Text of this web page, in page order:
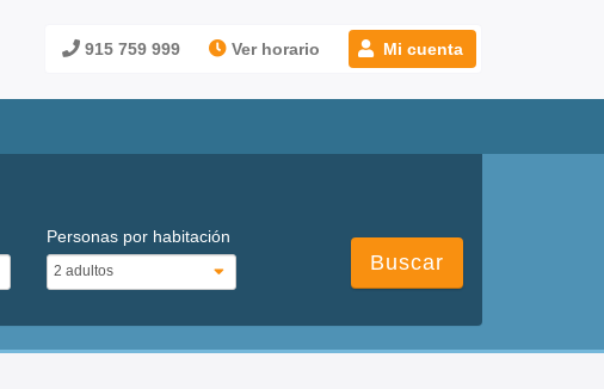
915 759 999 Ver horario Mi cuenta
Personas por habitación
Buscar